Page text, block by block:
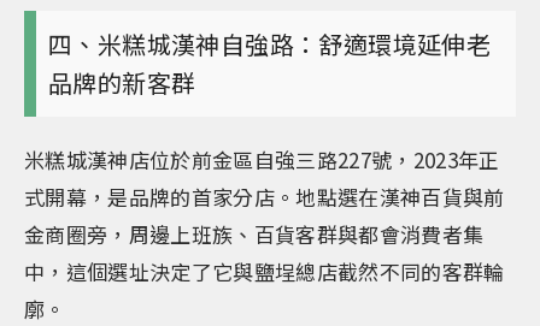
四、米糕城漢神自強路：舒適環境延伸老
品牌的新客群
米糕城漢神店位於前金區自強三路227號，2023年正
式開幕，是品牌的首家分店。地點選在漢神百貨與前
金商圈旁，周邊上班族、百貨客群與都會消費者集
中，這個選址決定了它與鹽埕總店截然不同的客群輪
廓。